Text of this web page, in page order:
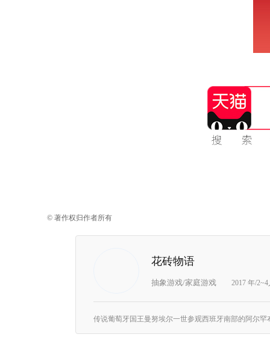
© 著作权归作者所有
花砖物语
抽象游戏/家庭游戏 2017 年/